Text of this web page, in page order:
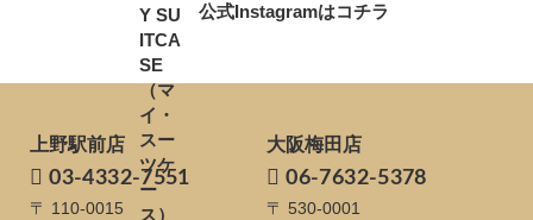
公式Instagramはコチラ
上野駅前店
03-4332-7551
〒 110-0015
大阪梅田店
06-7632-5378
〒 530-0001